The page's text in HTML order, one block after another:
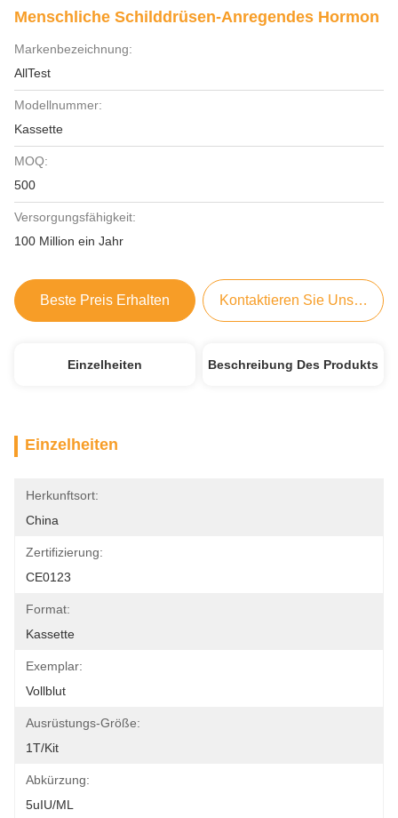
Menschliche Schilddrüsen-Anregendes Hormon
Markenbezeichnung:
AllTest
Modellnummer:
Kassette
MOQ:
500
Versorgungsfähigkeit:
100 Million ein Jahr
Beste Preis Erhalten Kontaktieren Sie Uns Jetzt
Einzelheiten Beschreibung Des Produkts
Einzelheiten
Herkunftsort:
China
Zertifizierung:
CE0123
Format:
Kassette
Exemplar:
Vollblut
Ausrüstungs-Größe:
1T/Kit
Abkürzung:
5uIU/mL